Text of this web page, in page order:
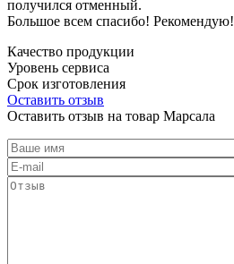
получился отменный.
Большое всем спасибо! Рекомендую!
Качество продукции
Уровень сервиса
Срок изготовления
Оставить отзыв
Оставить отзыв на товар Марсала